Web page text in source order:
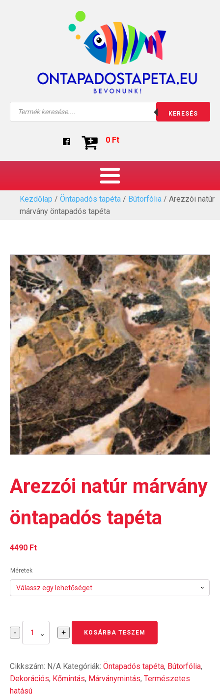
Products
KERESÉS
0 Ft
Kezdőlap / Öntapadós tapéta / Bútorfólia / Arezzói natúr
márvány öntapadós tapéta
Arezzói natúr márvány
öntapadós tapéta
4490 Ft
Méretek
-
Arezzói
tapéta
mennyiség
+ KOSÁRBA TESZEM
Cikkszám: N/A Kategóriák: Öntapadós tapéta, Bútorfólia,
Dekorációs, Kőmintás, Márványmintás, Természetes
hatású